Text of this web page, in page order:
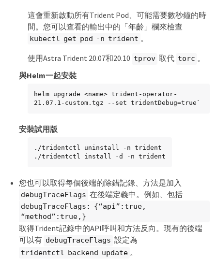
這會重新啟動所有Trident Pod、可能需要數秒鐘的時
間。您可以查看的輸出中的「年齡」欄來檢查
kubectl get pod -n trident 。
使用Astra Trident 20.07和20.10 tprov 取代 torc 。
與Helm一起安裝
helm upgrade <name> trident-operator-
21.07.1-custom.tgz --set tridentDebug=true`
安裝試用版
./tridentctl uninstall -n trident
./tridentctl install -d -n trident
您也可以取得每個後端的除錯記錄、方法是加入
debugTraceFlags 在後端定義中。例如、包括
debugTraceFlags: {“api”:true,
“method”:true,}
取得Trident記錄中的API呼叫和方法反向。現有的後端
可以有 debugTraceFlags 設定為
tridentctl backend update 。